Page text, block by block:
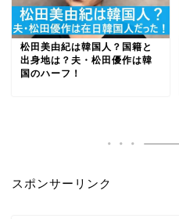
松田美由紀は韓国人？国籍と
出身地は？夫・松田優作は韓
国のハーフ！
スポンサーリンク